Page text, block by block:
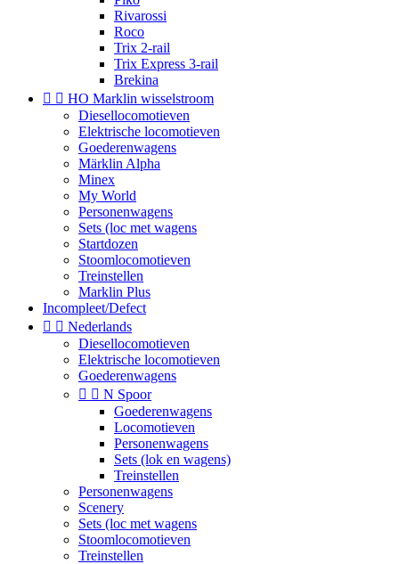
Rivarossi
Roco
Trix 2-rail
Trix Express 3-rail
Brekina
  HO Marklin wisselstroom
Diesellocomotieven
Elektrische locomotieven
Goederenwagens
Märklin Alpha
Minex
My World
Personenwagens
Sets (loc met wagens
Startdozen
Stoomlocomotieven
Treinstellen
Marklin Plus
Incompleet/Defect
  Nederlands
Diesellocomotieven
Elektrische locomotieven
Goederenwagens
  N Spoor
Goederenwagens
Locomotieven
Personenwagens
Sets (lok en wagens)
Treinstellen
Personenwagens
Scenery
Sets (loc met wagens
Stoomlocomotieven
Treinstellen